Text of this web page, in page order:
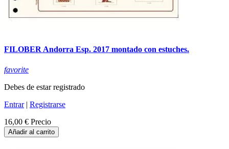
FILOBER Andorra Esp. 2017 montado con estuches.
favorite
Debes de estar registrado
Entrar| Registrarse
16,00 € Precio
Añadir al carrito